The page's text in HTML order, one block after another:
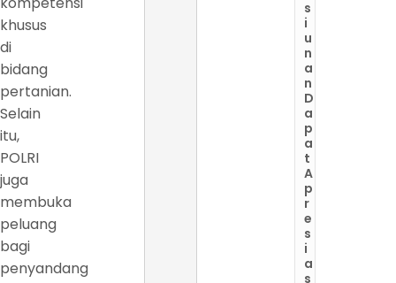
khusus
di
bidang
pertanian.
Selain
itu,
POLRI
juga
membuka
peluang
bagi
penyandang
s
i
u
n
a
n
D
a
p
a
t
A
p
r
e
s
i
a
s